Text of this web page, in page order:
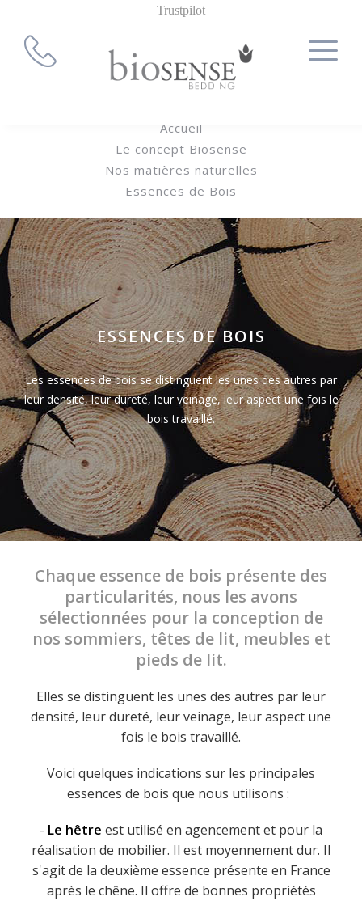
Trustpilot
Accueil
Le concept Biosense
Nos matières naturelles
Essences de Bois
ESSENCES DE BOIS
Les essences de bois se distinguent les unes des autres par
leur densité, leur dureté, leur veinage, leur aspect une fois le
bois travaillé.
Chaque essence de bois présente des
particularités, nous les avons
sélectionnées pour la conception de
nos sommiers, têtes de lit, meubles et
pieds de lit.
Elles se distinguent les unes des autres par leur
densité, leur dureté, leur veinage, leur aspect une
fois le bois travaillé.
Voici quelques indications sur les principales
essences de bois que nous utilisons :
- Le hêtre est utilisé en agencement et pour la
réalisation de mobilier. Il est moyennement dur. Il
s'agit de la deuxième essence présente en France
après le chêne. Il offre de bonnes propriétés